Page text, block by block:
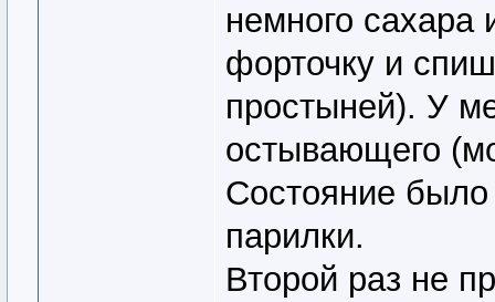
немного
форточку и
простыней). У
остывающего
Состояние
парилки.
Второй раз не